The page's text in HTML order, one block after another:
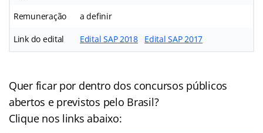
Remuneração a definir
Link do edital Edital SAP 2018 Edital SAP 2017
Quer ficar por dentro dos concursos públicos
abertos e previstos pelo Brasil?
Clique nos links abaixo: